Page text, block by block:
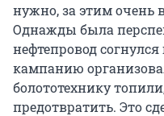
нужно, за этим очень
Однажды была
нефтепровод
кампанию
болототехнику
предотвратить. Это